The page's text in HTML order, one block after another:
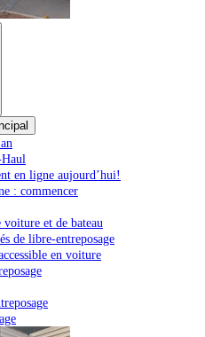
en ligne aujourd’hui!
: commencer
et de bateau
de libre-entreposage
en voiture